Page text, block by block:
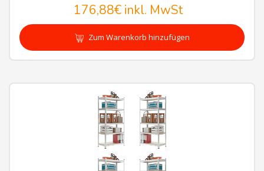
176,88€inkl. MwSt
Zum Warenkorb hinzufügen